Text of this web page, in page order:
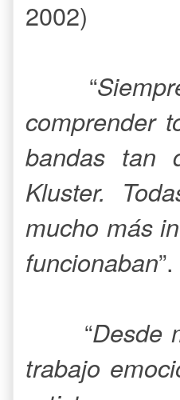
2002)
“
comprender
bandas tan
Kluster.
mucho más
funcionaban
“Desde
trabajo